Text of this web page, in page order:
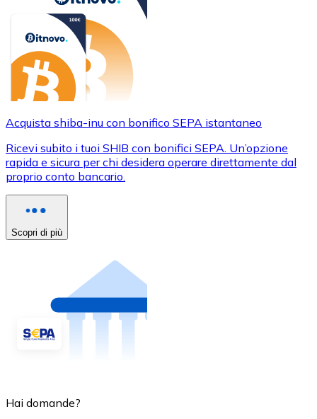
Acquista shiba-inu con bonifico SEPA istantaneo
Ricevi subito i tuoi SHIB con bonifici SEPA. Un’opzione
rapida e sicura per chi desidera operare direttamente dal
proprio conto bancario.
Scopri di più
Hai domande?